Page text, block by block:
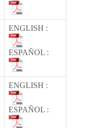
ENGLISH :
ESPAÑOL :
ENGLISH :
ESPAÑOL :